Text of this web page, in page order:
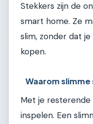
Stekkers zijn de
smart home. Ze
slim, zonder dat
kopen.
Waarom
Met je
inspelen. Een